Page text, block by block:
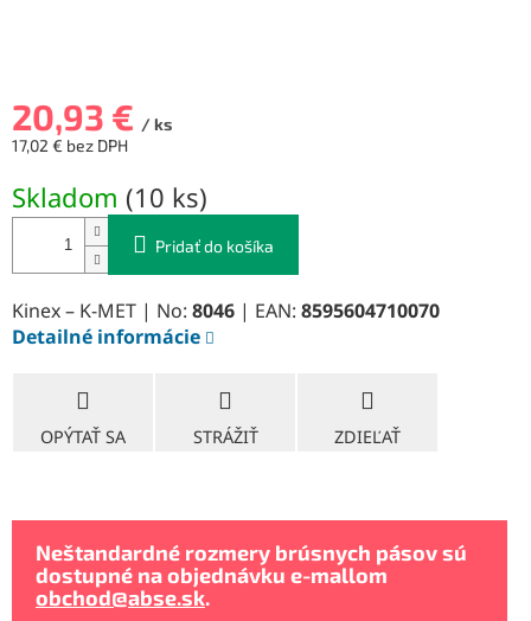
20,93 € / ks
17,02 € bez DPH
cena:
Skladom (10 ks)
Pridať do košíka
Kinex – K-MET | No: 8046 | EAN: 8595604710070
Detailné informácie
OPÝTAŤ SA STRÁŽIŤ ZDIEĽAŤ
Neštandardné rozmery brúsnych pásov sú
dostupné na objednávku e-mallom
obchod@abse.sk.